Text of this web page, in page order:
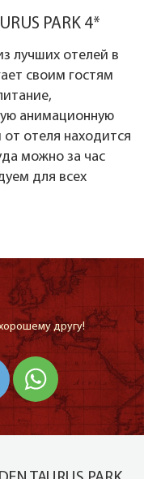
PARK 4*
лучших отелей в
своим гостям
анимационную
отеля находится
можно за час
для всех
другу!